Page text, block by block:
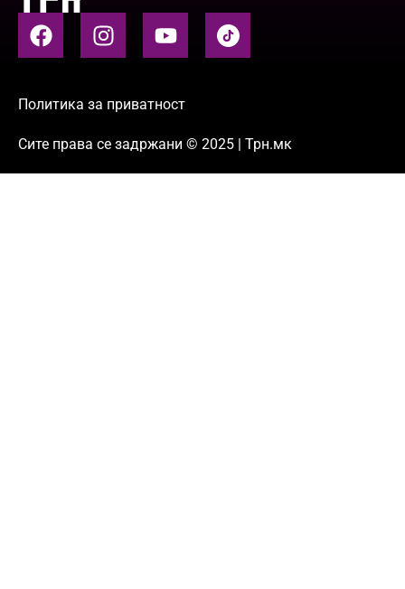
Политика за приватност
Сите права се задржани © 2025 | Трн.мк